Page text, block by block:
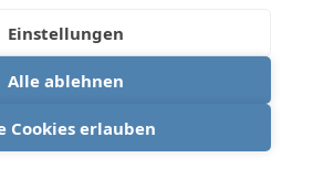
Einstellungen
Alle ablehnen
Cookies erlauben